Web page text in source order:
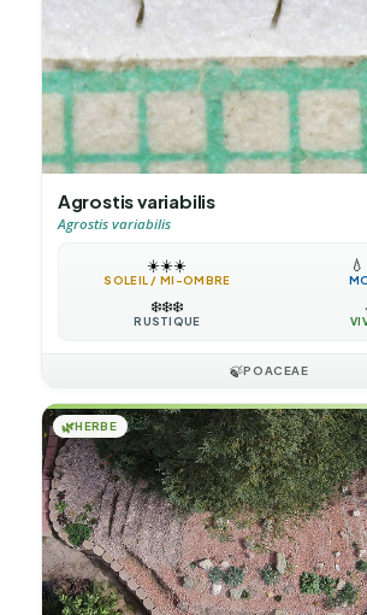
Agrostis variabilis
Agrostis variabilis
☀️☀️☀️
SOLEIL / MI-OMBRE
💧
❄️❄️❄️
RUSTIQUE
🍃POACEAE
🌿HERBE